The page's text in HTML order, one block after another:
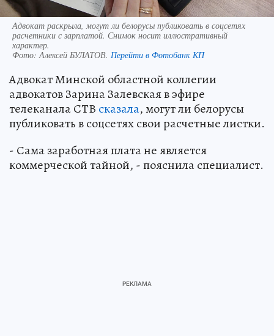
Адвокат раскрыла, могут ли белорусы публиковать в соцсетях
расчетники с зарплатой. Снимок носит иллюстративный
характер.
Фото: Алексей БУЛАТОВ. Перейти в Фотобанк КП
Адвокат Минской областной коллегии
адвокатов Зарина Залевская в эфире
телеканала СТВ сказала, могут ли белорусы
публиковать в соцсетях свои расчетные листки.
- Сама заработная плата не является
коммерческой тайной, - пояснила специалист.